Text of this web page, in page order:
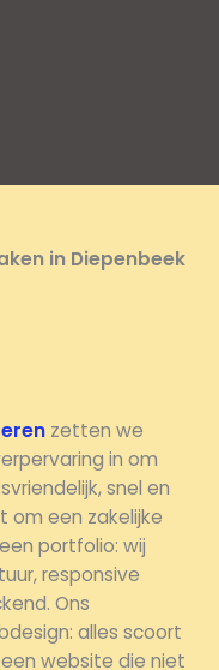
in Diepenbeek
zetten we
in om
snel en
om een zakelijke
portfolio: wij
responsive
Ons
alles scoort
website die niet